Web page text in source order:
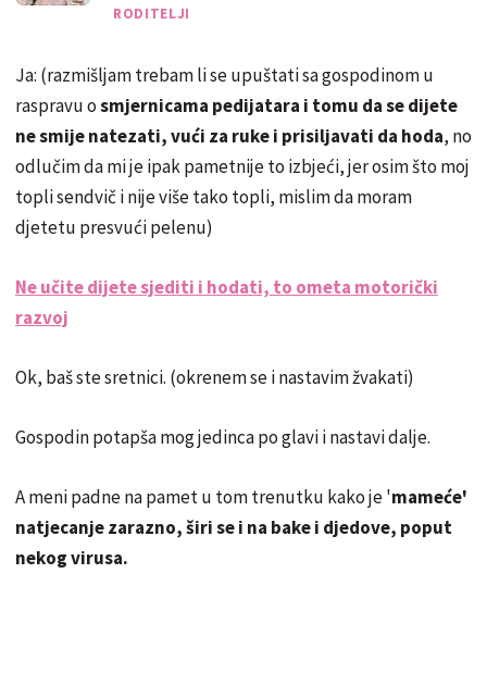
RODITELJI
Ja: (razmišljam trebam li se upuštati sa gospodinom u
raspravu osmjernicama pedijatara i tomu da se dijete
ne smije natezati, vući za ruke i prisiljavati da hoda, no
odlučim da mi je ipak pametnije to izbjeći, jer osim što moj
topli sendvič i nije više tako topli, mislim da moram
djetetu presvući pelenu)
Ne učite dijete sjediti i hodati, to ometa motorički
razvoj
Ok, baš ste sretnici. (okrenem se i nastavim žvakati)
Gospodin potapša mog jedinca po glavi i nastavi dalje.
A meni padne na pamet u tom trenutku kako je 'mameće'
natjecanje zarazno, širi se i na bake i djedove, poput
nekog virusa.